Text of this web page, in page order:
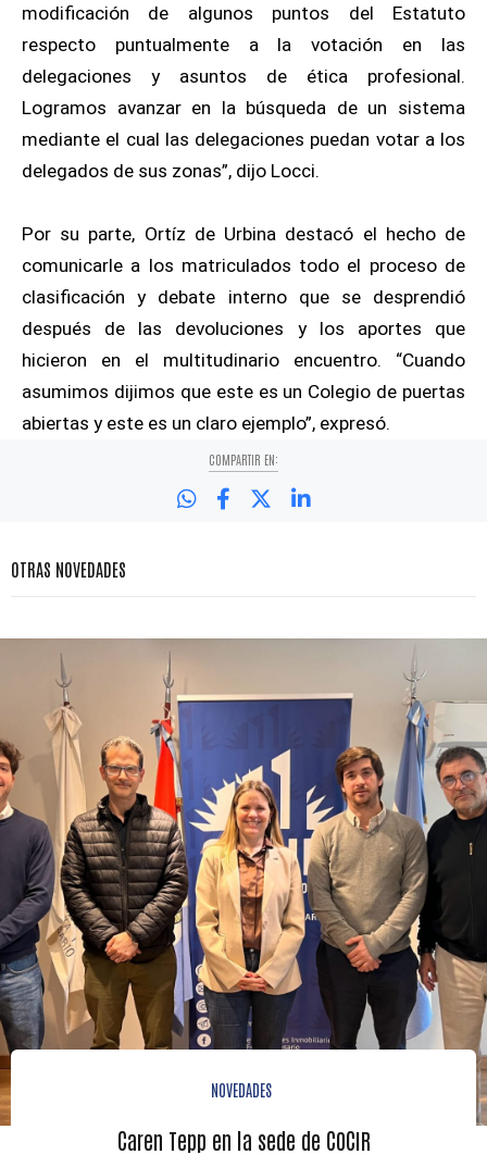
modificación de algunos puntos del Estatuto
respecto puntualmente a la votación en las
delegaciones y asuntos de ética profesional.
Logramos avanzar en la búsqueda de un sistema
mediante el cual las delegaciones puedan votar a los
delegados de sus zonas”, dijo Locci.
Por su parte, Ortíz de Urbina destacó el hecho de
comunicarle a los matriculados todo el proceso de
clasificación y debate interno que se desprendió
después de las devoluciones y los aportes que
hicieron en el multitudinario encuentro. “Cuando
asumimos dijimos que este es un Colegio de puertas
abiertas y este es un claro ejemplo”, expresó.
COMPARTIR EN:
OTRAS NOVEDADES
NOVEDADES
Caren Tepp en la sede de COCIR